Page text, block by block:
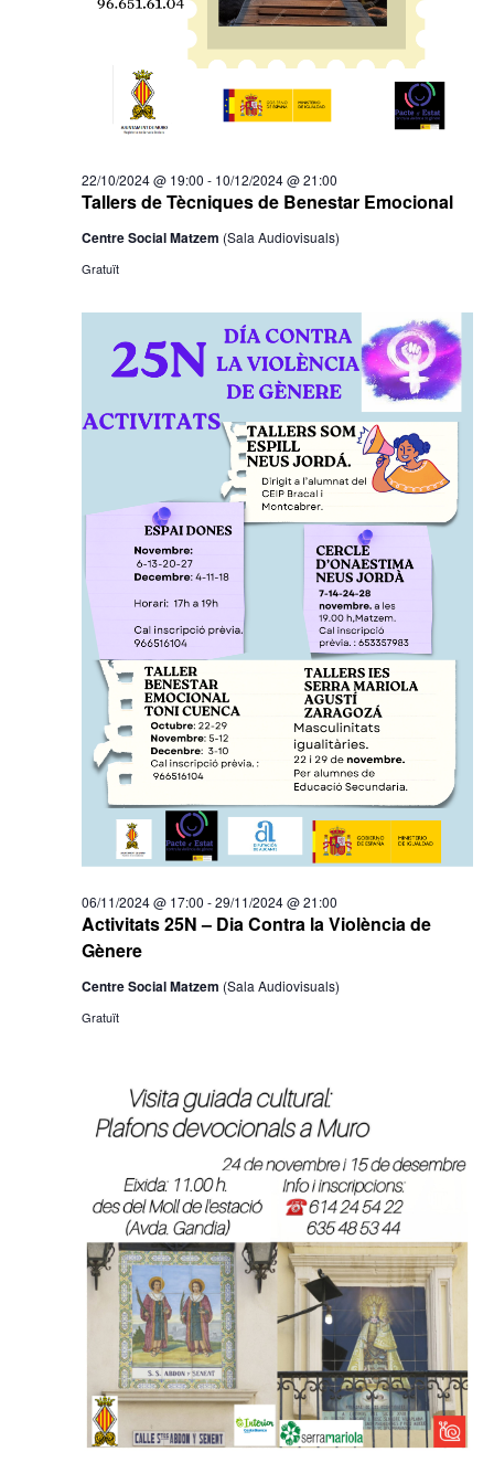
Tallers de Tècniques de Benestar Emocional
22/10/2024 @ 19:00 - 10/12/2024 @ 21:00
Centre Social Matzem (Sala Audiovisuals)
Gratuït
Activitats 25N – Dia Contra la Violència de
Gènere
06/11/2024 @ 17:00 -29/11/2024 @ 21:00
Centre Social Matzem (Sala Audiovisuals)
Gratuït